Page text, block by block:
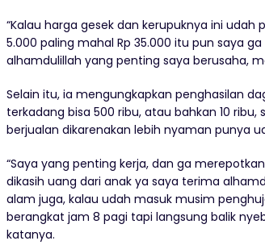
“Kalau harga gesek dan kerupuknya ini
5.000 paling mahal Rp 35.000 itu pun saya
alhamdulillah yang penting saya berusaha,
Selain itu, ia mengungkapkan penghasilan
terkadang bisa 500 ribu, atau bahkan 10
berjualan dikarenakan lebih nyaman punya
“Saya yang penting kerja, dan ga
dikasih uang dari anak ya saya terima
alam juga, kalau udah masuk musim
berangkat jam 8 pagi tapi langsung balik
katanya.